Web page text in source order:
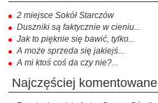
2 miejsce Sokół Starczów
Duszniki są faktycznie w cieniu...
Jak to pięknie się bawić, tylko...
A może sprzeda się jakiejś...
A mi ktoś coś da czy nie?...
najczęściej komentowane